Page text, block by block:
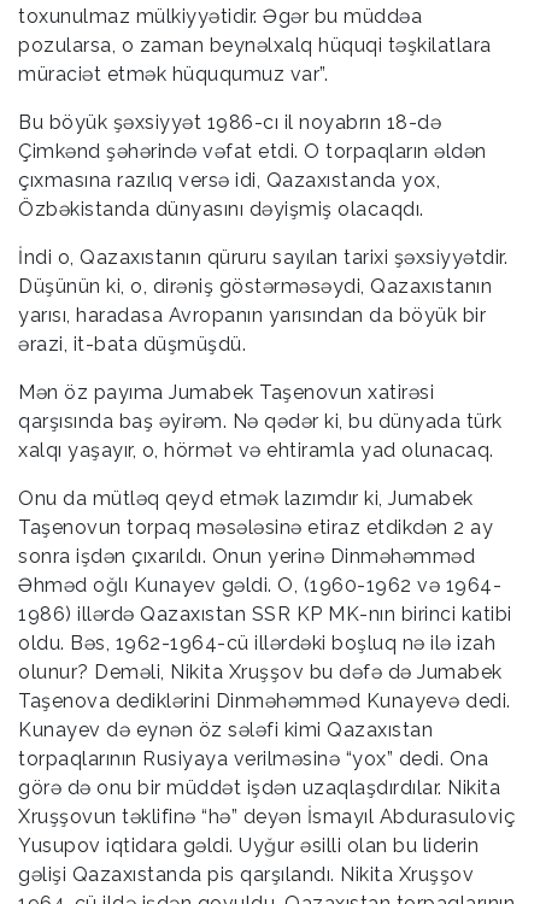
toxunulmaz mülkiyyətidir. Əgər bu müddəa
pozularsa, o zaman beynəlxalq hüquqi təşkilatlara
müraciət etmək hüququmuz var”.
Bu böyük şəxsiyyət 1986-cı il noyabrın 18-də
Çimkənd şəhərində vəfat etdi. O torpaqların əldən
çıxmasına razılıq versə idi, Qazaxıstanda yox,
Özbəkistanda dünyasını dəyişmiş olacaqdı.
İndi o, Qazaxıstanın qüruru sayılan tarixi şəxsiyyətdir.
Düşünün ki, o, dirəniş göstərməsəydi, Qazaxıstanın
yarısı, haradasa Avropanın yarısından da böyük bir
ərazi, it-bata düşmüşdü.
Mən öz payıma Jumabek Taşenovun xatirəsi
qarşısında baş əyirəm. Nə qədər ki, bu dünyada türk
xalqı yaşayır, o, hörmət və ehtiramla yad olunacaq.
Onu da mütləq qeyd etmək lazımdır ki, Jumabek
Taşenovun torpaq məsələsinə etiraz etdikdən 2 ay
sonra işdən çıxarıldı. Onun yerinə Dinməhəmməd
Əhməd oğlı Kunayev gəldi. O, (1960-1962 və 1964-
1986) illərdə Qazaxıstan SSR KP MK-nın birinci katibi
oldu. Bəs, 1962-1964-cü illərdəki boşluq nə ilə izah
olunur? Deməli, Nikita Xruşşov bu dəfə də Jumabek
Taşenova dediklərini Dinməhəmməd Kunayevə dedi.
Kunayev də eynən öz sələfi kimi Qazaxıstan
torpaqlarının Rusiyaya verilməsinə “yox” dedi. Ona
görə də onu bir müddət işdən uzaqlaşdırdılar. Nikita
Xruşşovun təklifinə “hə” deyən İsmayıl Abdurasuloviç
Yusupov iqtidara gəldi. Uyğur əsilli olan bu liderin
gəlişi Qazaxıstanda pis qarşılandı. Nikita Xruşşov